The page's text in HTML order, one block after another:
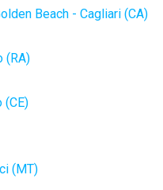
Beach - Cagliari (CA)
(RA)
(CE)
(MT)